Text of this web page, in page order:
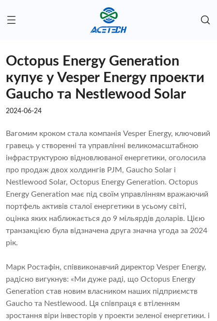
Octopus Energy Generation
купує у Vesper Energy проекти
Gaucho та Nestlewood Solar
2024-06-24
Вагомим кроком стала компанія Vesper Energy, ключовий
гравець у створенні та управлінні великомасштабною
інфраструктурою відновлюваної енергетики, оголосила
про продаж двох холдингів PJM, Gaucho Solar і
Nestlewood Solar, Octopus Energy Generation. Octopus
Energy Generation має під своїм управлінням вражаючий
портфель активів сталої енергетики в усьому світі,
оцінка яких наближається до 9 мільярдів доларів. Цією
транзакцією була відзначена друга значна угода за 2024
рік.
Марк Ростафін, співвиконавчий директор Vesper Energy,
радісно вигукнув: «Ми дуже раді, що Octopus Energy
Generation став новим власником наших підприємств
Gaucho та Nestlewood. Ця співпраця є втіленням
зростання віри інвесторів у проекти зеленої енергетики. і